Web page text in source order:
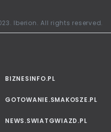
Iberion. All rights reserved.
BIZNESINFO.PL
GOTOWANIE.SMAKOSZE.PL
NEWS.SWIATGWIAZD.PL